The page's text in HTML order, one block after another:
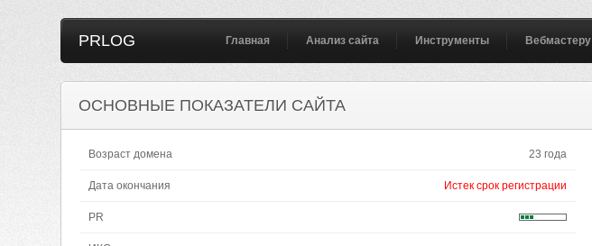
PRLOG Главная Анализ сайта Инструменты Вебмастеру
ОСНОВНЫЕ ПОКАЗАТЕЛИ САЙТА
Возраст домена 23 года
Дата окончания Истек срок регистрации
PR